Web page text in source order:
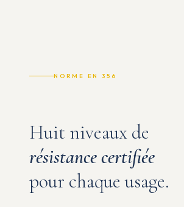
NORME EN 356
Huit niveaux de
résistance certifiée
pour chaque usage.